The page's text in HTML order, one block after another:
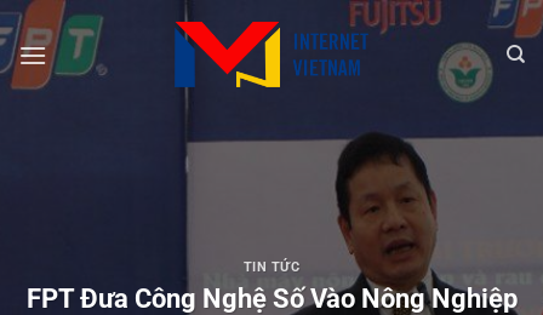
Chuyển
đến
nội
TIN TỨC
FPT Đưa Công Nghệ Số Vào Nông Nghiệp